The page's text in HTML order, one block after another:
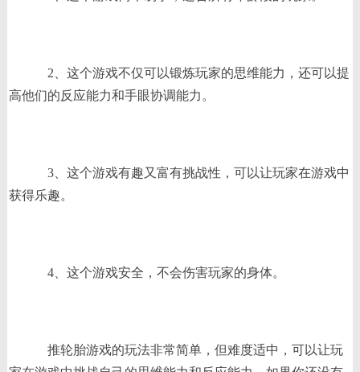
2、这个游戏不仅可以锻炼玩家的思维能力，还可以提
高他们的反应能力和手眼协调能力。
3、这个游戏有趣又富有挑战性，可以让玩家在游戏中
获得乐趣。
4、这个游戏安全，不会伤害玩家的身体。
推轮胎游戏的玩法非常简单，但难度适中，可以让玩